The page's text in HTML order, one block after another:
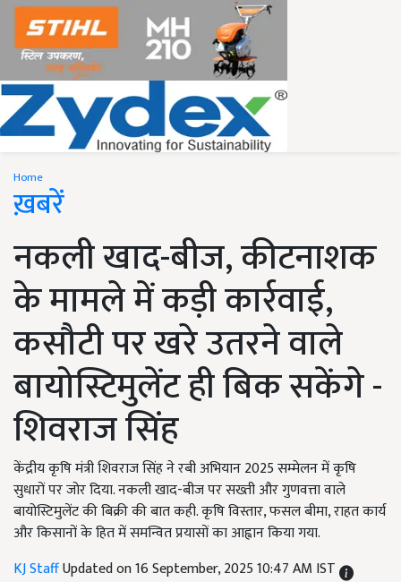
Home
ख़बरें
नकली खाद-बीज, कीटनाशक
के मामले में कड़ी कार्रवाई,
कसौटी पर खरे उतरने वाले
बायोस्टिमुलेंट ही बिक सकेंगे -
शिवराज सिंह
केंद्रीय कृषि मंत्री शिवराज सिंह ने रबी अभियान 2025 सम्मेलन में कृषि
सुधारों पर जोर दिया. नकली खाद-बीज पर सख्ती और गुणवत्ता वाले
बायोस्टिमुलेंट की बिक्री की बात कही. कृषि विस्तार, फसल बीमा, राहत कार्य
और किसानों के हित में समन्वित प्रयासों का आह्वान किया गया.
KJ StaffUpdated on 16 September, 2025 10:47 AM IST